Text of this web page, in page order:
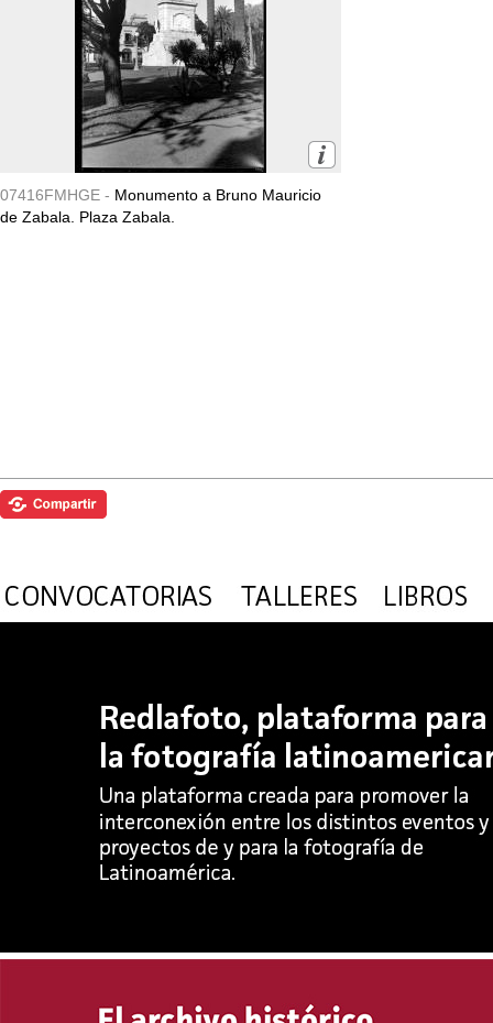
07416FMHGE - Monumento a Bruno Mauricio
de Zabala. Plaza Zabala.